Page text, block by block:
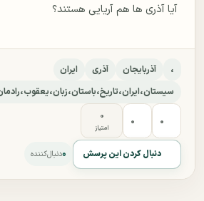
آیا آذری ها هم آریایی هستند؟
، آذربایجان آذری
ایران
۰ ۰ ۰
امتیاز
دنبال کردن این پرسش ۰دنبال‌کننده